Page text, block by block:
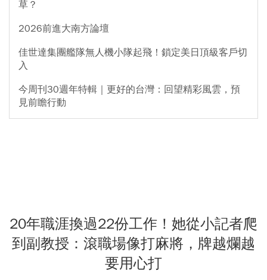
草？
2026前進大南方論壇
佳世達集團艦隊無人機小隊起飛！鎖定美日頂級客戶切
入
今周刊30週年特輯｜更好的台灣：回望精彩風雲，預
見前瞻行動
20年職涯換過22份工作！她從小記者爬
到副教授：滾職場像打麻將，牌越爛越
要用心打